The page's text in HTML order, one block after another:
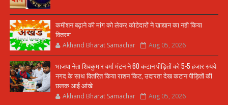
कमीशन बढ़ाने की मांग को लेकर कोटेदारों ने खाद्यान का नही किया
वितरण
Akhand Bharat Samachar Aug 05, 2026
भाजपा नेता शिवकुमार वर्मा मंटन ने 60 कटान पीड़ितों को 5-5 हजार रुपये
नगद के साथ वितरित किया राशन किट, उदारता देख कटान पीड़ितों की
छलक आई आंखे
Akhand Bharat Samachar Aug 05, 2026